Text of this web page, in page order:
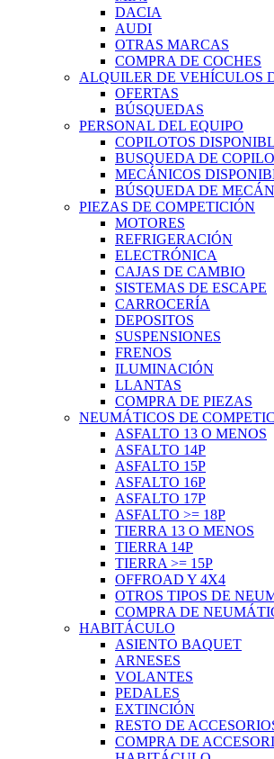
DACIA
AUDI
OTRAS MARCAS
COMPRA DE COCHES
ALQUILER DE VEHÍCULOS
OFERTAS
BÚSQUEDAS
PERSONAL DEL EQUIPO
COPILOTOS
BUSQUEDA DE
MECÁNICOS
BÚSQUEDA DE
PIEZAS DE COMPETICIÓN
MOTORES
REFRIGERACIÓN
ELECTRÓNICA
CAJAS DE CAMBIO
SISTEMAS DE ESCAPE
CARROCERÍA
DEPOSITOS
SUSPENSIONES
FRENOS
ILUMINACIÓN
LLANTAS
COMPRA DE PIEZAS
NEUMÁTICOS DE
ASFALTO 13 O MENOS
ASFALTO 14P
ASFALTO 15P
ASFALTO 16P
ASFALTO 17P
ASFALTO >= 18P
TIERRA 13 O MENOS
TIERRA 14P
TIERRA >= 15P
OFFROAD Y 4X4
OTROS TIPOS DE
COMPRA DE
HABITÁCULO
ASIENTO BAQUET
ARNESES
VOLANTES
PEDALES
EXTINCIÓN
RESTO DE
COMPRA DE